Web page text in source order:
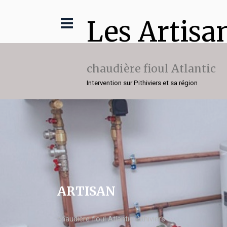
Les
chaudière fioul Atlantic
Intervention sur Pithiviers et sa région
ARTISAN
chaudière fioul Atlantic Pithiviers